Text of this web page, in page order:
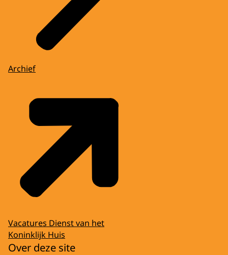
Archief
Vacatures Dienst van het
Koninklijk Huis
Over deze site